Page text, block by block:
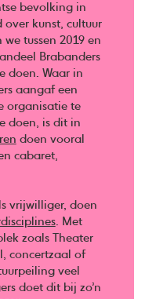
bevolking in
kunst, cultuur
tussen 2019 en
Brabanders
doen. Waar in
aangaf een
organisatie te
doen, is dit in
doen vooral
cabaret,
vrijwilliger, doen
. Met
zoals Theater
concertzaal of
veel
doet dit bij zo’n